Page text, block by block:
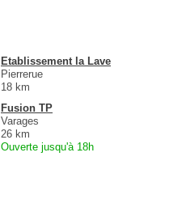
Etablissement la Lave
Pierrerue
18 km
Fusion TP
Varages
26 km
Ouverte jusqu'à 18h